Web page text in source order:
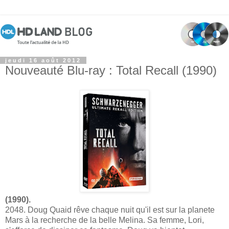
jeudi 16 août 2012
Nouveauté Blu-ray : Total Recall (1990)
(1990).
2048. Doug Quaid rêve chaque nuit qu'il est sur la planete
Mars à la recherche de la belle Melina. Sa femme, Lori,